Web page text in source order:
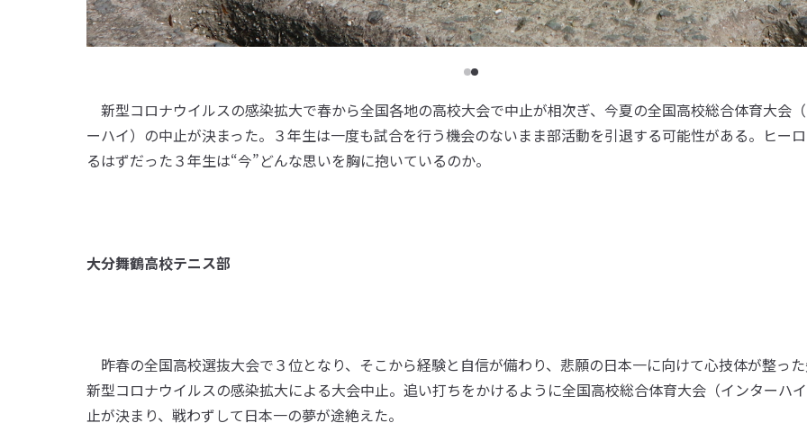
新型コロナウイルスの感染拡大で春から全国各地の高校大会で中止が相次ぎ、今夏の全国高校総合体育大会
ーハイ）の中止が決まった。３年生は一度も試合を行う機会のないまま部活動を引退する可能性がある。ヒー
るはずだった３年生は“今”どんな思いを胸に抱いているのか。
大分舞鶴高校テニス部
昨春の全国高校選抜大会で３位となり、そこから経験と自信が備わり、悲願の日本一に向けて心技体が整っ
新型コロナウイルスの感染拡大による大会中止。追い打ちをかけるように全国高校総合体育大会（インターハ
止が決まり、戦わずして日本一の夢が途絶えた。